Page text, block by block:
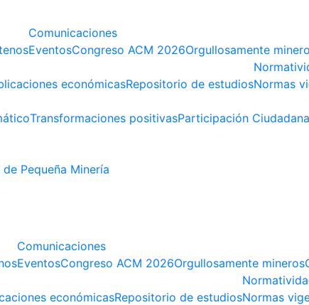
Comunicaciones
EventosCongreso ACM 2026Orgullosamente
económicasRepositorio de estudiosNormas
Transformaciones positivasParticipación Ciudadana
de Pequeña Minería
Comunicaciones
EventosCongreso ACM 2026Orgullosamente mineros
económicasRepositorio de estudiosNormas